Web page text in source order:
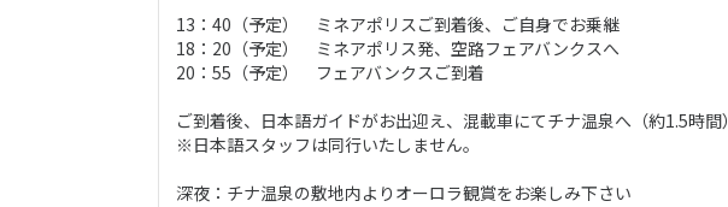
13：40（予定） ミネアポリスご到着後、ご自身でお乗継
18：20（予定） ミネアポリス発、空路フェアバンクスへ
20：55（予定） フェアバンクスご到着
ご到着後、日本語ガイドがお出迎え、混載車にてチナ温泉へ（約1.5時間）
※日本語スタッフは同行いたしません。
深夜：チナ温泉の敷地内よりオーロラ観賞をお楽しみ下さい